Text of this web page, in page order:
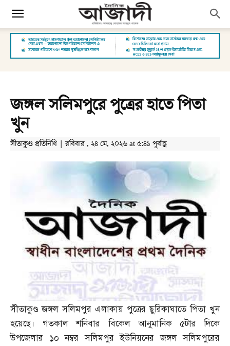
জঙ্গল সলিমপুরে পুত্রের হাতে পিতা
খুন
সীতাকুণ্ড প্রতিনিধি | রবিবার , ২৪ মে, ২০২৬ at ৫:৪১ পূর্বাহ্ণ
সীতাকুণ্ড জঙ্গল সলিমপুর এলাকায় পুত্রের ছুরিকাঘাতে পিতা খুন
হয়েছে। গতকাল শনিবার বিকেল আনুমানিক ৫টার দিকে
উপজেলার ১০ নম্বর সলিমপুর ইউনিয়নের জঙ্গল সলিমপুরের